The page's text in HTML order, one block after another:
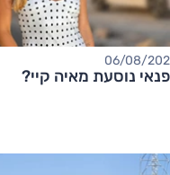
נוסעת מאיה קיי?